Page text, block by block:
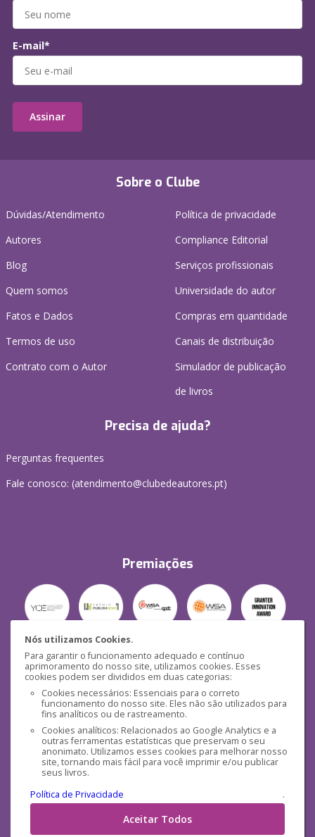
Nós utilizamos Cookies.
Para garantir o funcionamento adequado e contínuo
aprimoramento do nosso site, utilizamos cookies. Esses
cookies podem ser divididos em duas categorias:
Cookies necessários: Essenciais para o correto
funcionamento do nosso site. Eles não são utilizados para
fins analíticos ou de rastreamento.
Cookies analíticos: Relacionados ao Google Analytics e a
outras ferramentas estatísticas que preservam o seu
anonimato. Utilizamos esses cookies para melhorar nosso
site, tornando mais fácil para você imprimir e/ou publicar
seus livros.
Política de Privacidade
.
Aceitar Todos
Sobre o Clube
Dúvidas/Atendimento
Autores
Blog
Quem somos
Fatos e Dados
Termos de uso
Contrato com o Autor
Política de privacidade
Compliance Editorial
Serviços profissionais
Universidade do autor
Compras em quantidade
Canais de distribuição
Simulador de publicação
de livros
Precisa de ajuda?
Perguntas frequentes
Fale conosco: (atendimento@clubedeautores.pt)
Premiações
Segurança
Mídias Sociais
E-mail*
Assinar